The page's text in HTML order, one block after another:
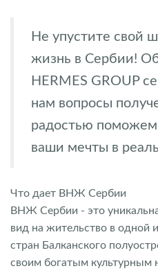
Не упустите свой
жизнь в Сербии!
HERMES GROUP
нам вопросы
радостью поможем
ваши мечты в
Что дает ВНЖ Сербии
ВНЖ Сербии - это
вид на жительство в одной
стран Балканского
своим богатым культурным